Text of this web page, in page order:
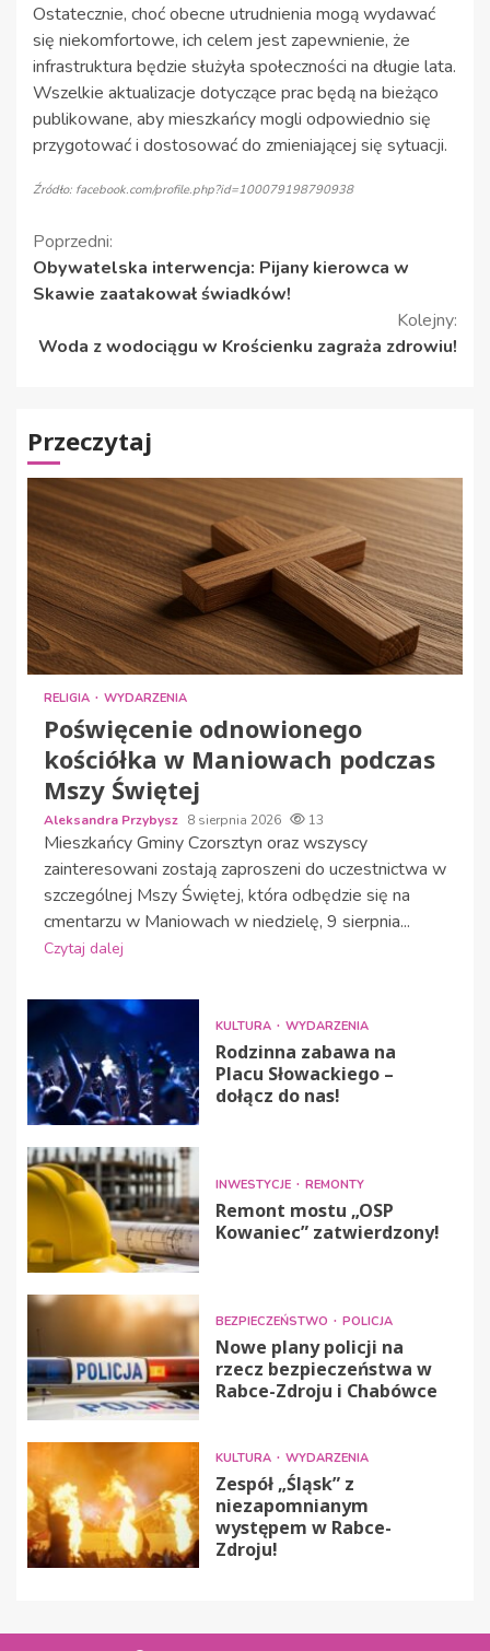
Ostatecznie, choć obecne utrudnienia mogą wydawać
się niekomfortowe, ich celem jest zapewnienie, że
infrastruktura będzie służyła społeczności na długie lata.
Wszelkie aktualizacje dotyczące prac będą na bieżąco
publikowane, aby mieszkańcy mogli odpowiednio się
przygotować i dostosować do zmieniającej się sytuacji.
Źródło: facebook.com/profile.php?id=100079198790938
Kontynuuj
czytanie
Poprzedni:
Obywatelska interwencja: Pijany kierowca w
Skawie zaatakował świadków!
Kolejny:
Woda z wodociągu w Krościenku zagraża zdrowiu!
Przeczytaj
RELIGIA WYDARZENIA
Poświęcenie odnowionego
kościółka w Maniowach podczas
Mszy Świętej
Aleksandra Przybysz 8 sierpnia 2026 13
Mieszkańcy Gminy Czorsztyn oraz wszyscy
zainteresowani zostają zaproszeni do uczestnictwa w
szczególnej Mszy Świętej, która odbędzie się na
cmentarzu w Maniowach w niedzielę, 9 sierpnia...
Czytaj dalej
KULTURA WYDARZENIA
Rodzinna zabawa na
Placu Słowackiego –
dołącz do nas!
INWESTYCJE REMONTY
Remont mostu „OSP
Kowaniec” zatwierdzony!
BEZPIECZEŃSTWO POLICJA
Nowe plany policji na
rzecz bezpieczeństwa w
Rabce-Zdroju i Chabówce
KULTURA WYDARZENIA
Zespół „Śląsk” z
niezapomnianym
występem w Rabce-
Zdroju!